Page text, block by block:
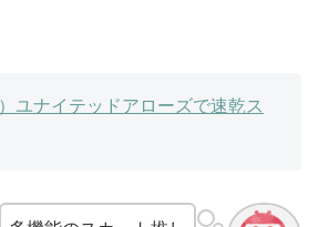
ユナイテッドアローズで速乾ス